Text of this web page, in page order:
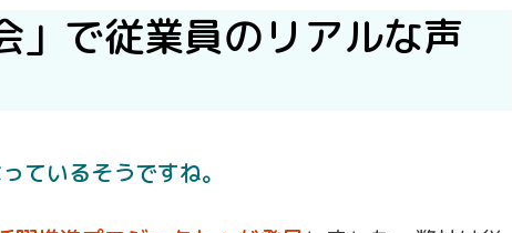
」で従業員のリアルな声
ているそうですね。